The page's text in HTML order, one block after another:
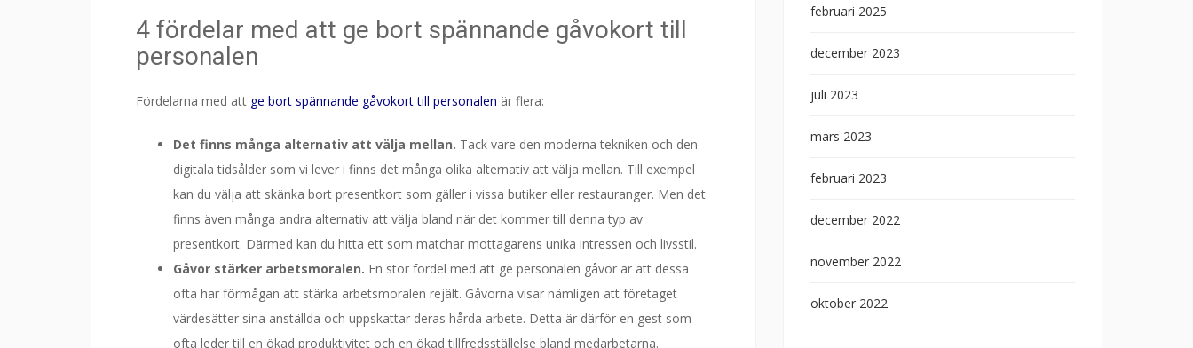
4 fördelar med att ge bort spännande gåvokort till
personalen
Fördelarna med att ge bort spännande gåvokort till personalen är flera:
Det finns många alternativ att välja mellan. Tack vare den moderna tekniken och den
digitala tidsålder som vi lever i finns det många olika alternativ att välja mellan. Till exempel
kan du välja att skänka bort presentkort som gäller i vissa butiker eller restauranger. Men det
finns även många andra alternativ att välja bland när det kommer till denna typ av
presentkort. Därmed kan du hitta ett som matchar mottagarens unika intressen och livsstil.
Gåvor stärker arbetsmoralen. En stor fördel med att ge personalen gåvor är att dessa
ofta har förmågan att stärka arbetsmoralen rejält. Gåvorna visar nämligen att företaget
värdesätter sina anställda och uppskattar deras hårda arbete. Detta är därför en gest som
ofta leder till en ökad produktivitet och en ökad tillfredsställelse bland medarbetarna.
februari 2025
december 2023
juli 2023
mars 2023
februari 2023
december 2022
november 2022
oktober 2022